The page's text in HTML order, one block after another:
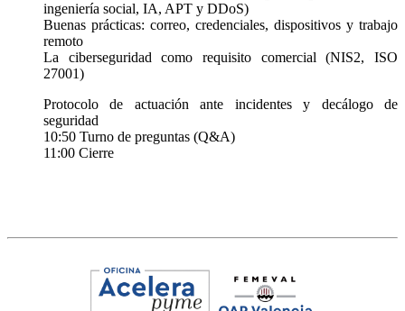
ingeniería social, IA, APT y DDoS)
Buenas prácticas: correo, credenciales, dispositivos y trabajo
remoto
La ciberseguridad como requisito comercial (NIS2, ISO
27001)
Protocolo de actuación ante incidentes y decálogo de
seguridad
10:50 Turno de preguntas (Q&A)
11:00 Cierre